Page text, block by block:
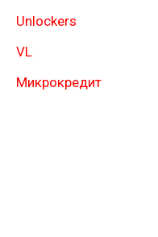
Unlockers
VL
Микрокредит